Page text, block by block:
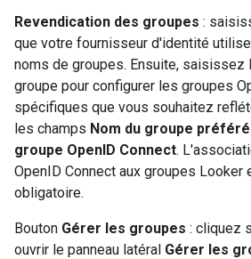
Revendication des groupes :
que votre fournisseur d'identité
noms de groupes. Ensuite, saisissez
groupe pour configurer les groupes
spécifiques que vous souhaitez
les champs Nom du groupe
groupe OpenID Connect.
OpenID Connect aux groupes Looker
obligatoire.
Bouton Gérer les groupes : cliquez
ouvrir le panneau latéral Gérer les